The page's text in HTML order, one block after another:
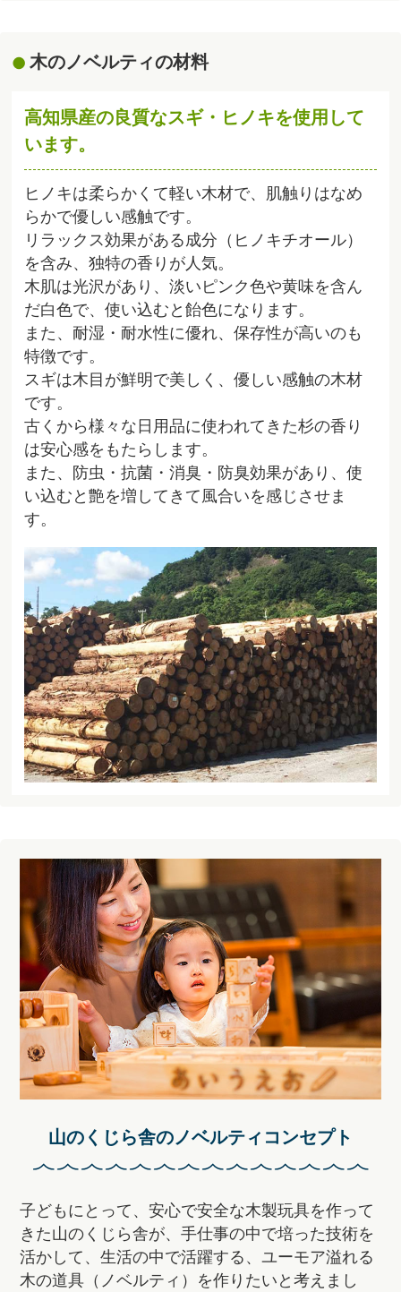
木のノベルティの材料
高知県産の良質なスギ・ヒノキを使用して
います。
ヒノキは柔らかくて軽い木材で、肌触りはなめ
らかで優しい感触です。
リラックス効果がある成分（ヒノキチオール）
を含み、独特の香りが人気。
木肌は光沢があり、淡いピンク色や黄味を含ん
だ白色で、使い込むと飴色になります。
また、耐湿・耐水性に優れ、保存性が高いのも
特徴です。
スギは木目が鮮明で美しく、優しい感触の木材
です。
古くから様々な日用品に使われてきた杉の香り
は安心感をもたらします。
また、防虫・抗菌・消臭・防臭効果があり、使
い込むと艶を増してきて風合いを感じさせま
す。
山のくじら舎のノベルティコンセプト
子どもにとって、安心で安全な木製玩具を作って
きた山のくじら舎が、手仕事の中で培った技術を
活かして、生活の中で活躍する、ユーモア溢れる
木の道具（ノベルティ）を作りたいと考えまし